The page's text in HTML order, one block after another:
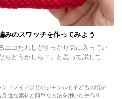
みのスワッチを作ってみよう
エコたわしがすっかり気に入ってい
らどうかしら？」と思って試してみ
すさといい、ガーター編みが最適！
し大判に作ったものはキッチンまわ
パッドになりました。 基本の
ドメイドはどのジャンルも子どもの頃か
近な素材と簡単な方法を用いた手作りの